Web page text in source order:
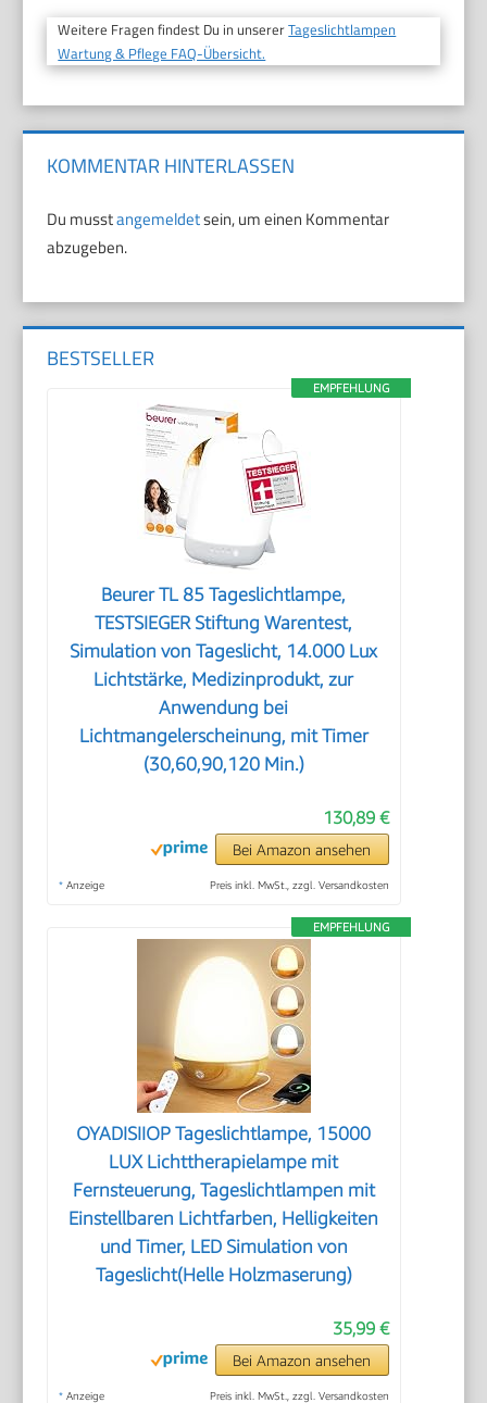
Weitere Fragen findest Du in unsererTageslichtlampen
Wartung & Pflege FAQ-Übersicht.
KOMMENTAR HINTERLASSEN
Du musstangemeldetsein, um einen Kommentar
abzugeben.
BESTSELLER
EMPFEHLUNG
Beurer TL 85 Tageslichtlampe,
TESTSIEGER Stiftung Warentest,
Simulation von Tageslicht, 14.000 Lux
Lichtstärke, Medizinprodukt, zur
Anwendung bei
Lichtmangelerscheinung, mit Timer
(30,60,90,120 Min.)
130,89 €
Bei Amazon ansehen
* Anzeige Preis inkl. MwSt., zzgl. Versandkosten
EMPFEHLUNG
OYADISIIOP Tageslichtlampe, 15000
LUX Lichttherapielampe mit
Fernsteuerung, Tageslichtlampen mit
Einstellbaren Lichtfarben, Helligkeiten
und Timer, LED Simulation von
Tageslicht(Helle Holzmaserung)
35,99 €
Bei Amazon ansehen
* Anzeige Preis inkl. MwSt., zzgl. Versandkosten